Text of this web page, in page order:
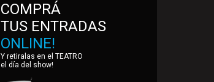
COMPRÁ
TUS ENTRADAS
ONLINE!
Y retiralas en el TEATRO
el día del show!